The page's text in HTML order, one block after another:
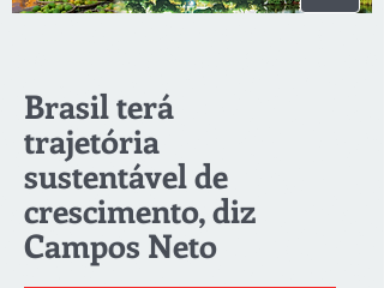
Brasil terá
trajetória
sustentável de
crescimento, diz
Campos Neto